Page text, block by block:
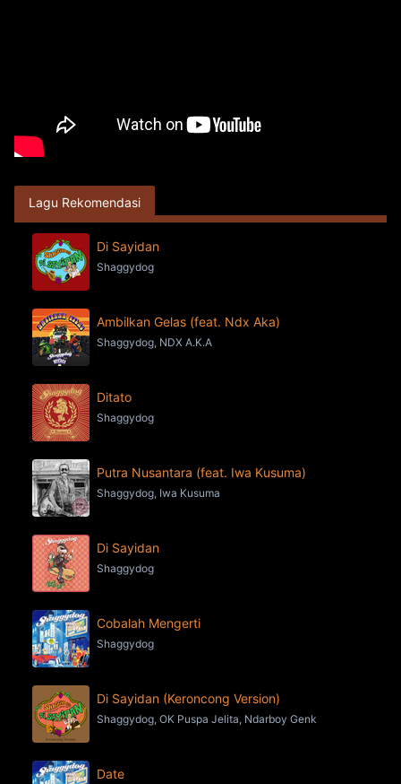
Lagu Rekomendasi
Di Sayidan
Shaggydog
Ambilkan Gelas (feat. Ndx Aka)
Shaggydog, NDX A.K.A
Ditato
Shaggydog
Putra Nusantara (feat. Iwa Kusuma)
Shaggydog, Iwa Kusuma
Di Sayidan
Shaggydog
Cobalah Mengerti
Shaggydog
Di Sayidan (Keroncong Version)
Shaggydog, OK Puspa Jelita, Ndarboy Genk
Date